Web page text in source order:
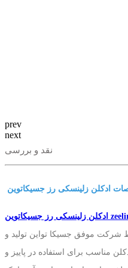
prev
next
نقد و بررسی
موفق جسیکا تواین تولید و
مناسب برای استفاده در پاییز و